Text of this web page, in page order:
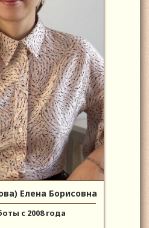
Елена Борисовна
с 2008 года